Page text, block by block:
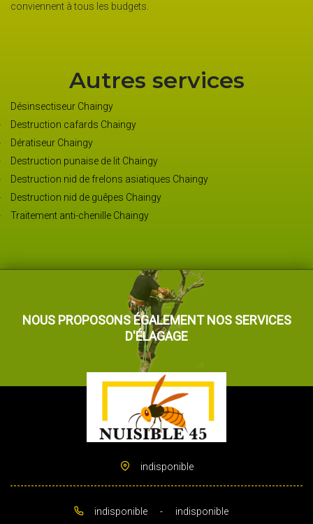
conviennent à tous les budgets.
Autres services
Désinsectiseur Chaingy
Destruction cafards Chaingy
Dératiseur Chaingy
Destruction punaise de lit Chaingy
Destruction nid de frelons asiatiques Chaingy
Destruction nid de guêpes Chaingy
Traitement anti-chenille Chaingy
NOUS PROPOSONS ÉGALEMENT NOS SERVICES
D'ÉLAGAGE
indisponible
indisponible - indisponible